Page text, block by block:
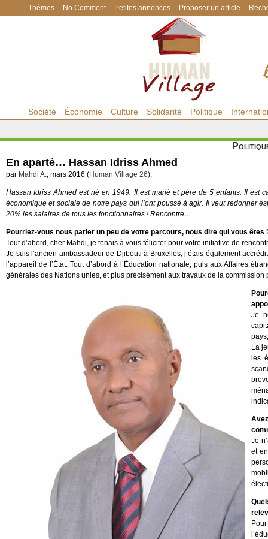
Thèmes No Comment Petites annonces Proposer un article
Société Économie Culture Solidarité Politique
En aparté… Hassan Idriss Ahmed
par Mahdi A., mars 2016 (Human Village 26).
Hassan Idriss Ahmed est né en 1949. Il est marié et père de 5 enfants. Il est
économique et sociale de notre pays qui l’ont poussé à agir. Il veut redonner
20% les salaires de tous les fonctionnaires ! Rencontre…
Pourriez-vous nous parler un peu de votre parcours, nous dire qui vous êtes
Tout d’abord, cher Mahdi, je tenais à vous féliciter pour votre initiative de
Je suis l’ancien ambassadeur de Djibouti à Bruxelles, j’étais également
l’appareil de l’État. Tout d’abord à l’Éducation nationale, puis aux Affaires
générales des Nations unies, et plus précisément aux travaux de la commission
Je
La
les
Je
et